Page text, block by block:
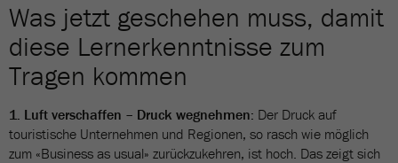
Was jetzt geschehen muss, damit
diese Lernerkenntnisse zum
Tragen kommen
1. Luft verschaffen – Druck wegnehmen: Der Druck auf
touristische Unternehmen und Regionen, so rasch wie möglich
zum «Business as usual» zurückzukehren, ist hoch. Das zeigt sich